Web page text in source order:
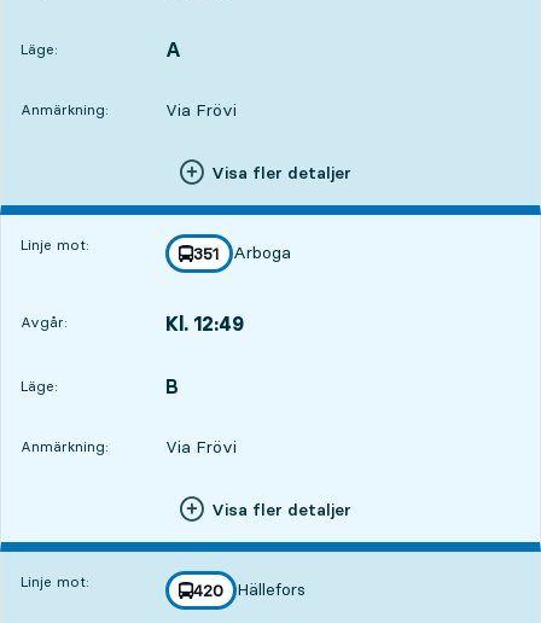
Läge:
LÄGE, A
,
Anmärkning: Via Frövi
Visa fler detaljer
Linje mot: linje
351
mot
Arboga
,
Avgår: Kl. 12:49
Läge:
LÄGE, B
,
Anmärkning: Via Frövi
Visa fler detaljer
Linje mot: linje
420
mot
Hällefors
,